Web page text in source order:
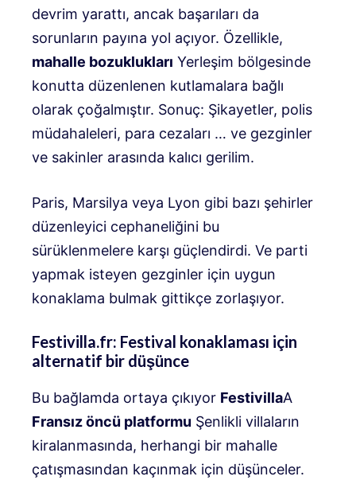
devrim yarattı, ancak başarıları da
sorunların payına yol açıyor. Özellikle,
mahalle bozuklukları Yerleşim bölgesinde
konutta düzenlenen kutlamalara bağlı
olarak çoğalmıştır. Sonuç: Şikayetler, polis
müdahaleleri, para cezaları … ve gezginler
ve sakinler arasında kalıcı gerilim.
Paris, Marsilya veya Lyon gibi bazı şehirler
düzenleyici cephaneliğini bu
sürüklenmelere karşı güçlendirdi. Ve parti
yapmak isteyen gezginler için uygun
konaklama bulmak gittikçe zorlaşıyor.
Festivilla.fr: Festival konaklaması için
alternatif bir düşünce
Bu bağlamda ortaya çıkıyor FestivillaA
Fransız öncü platformu Şenlikli villaların
kiralanmasında, herhangi bir mahalle
çatışmasından kaçınmak için düşünceler.